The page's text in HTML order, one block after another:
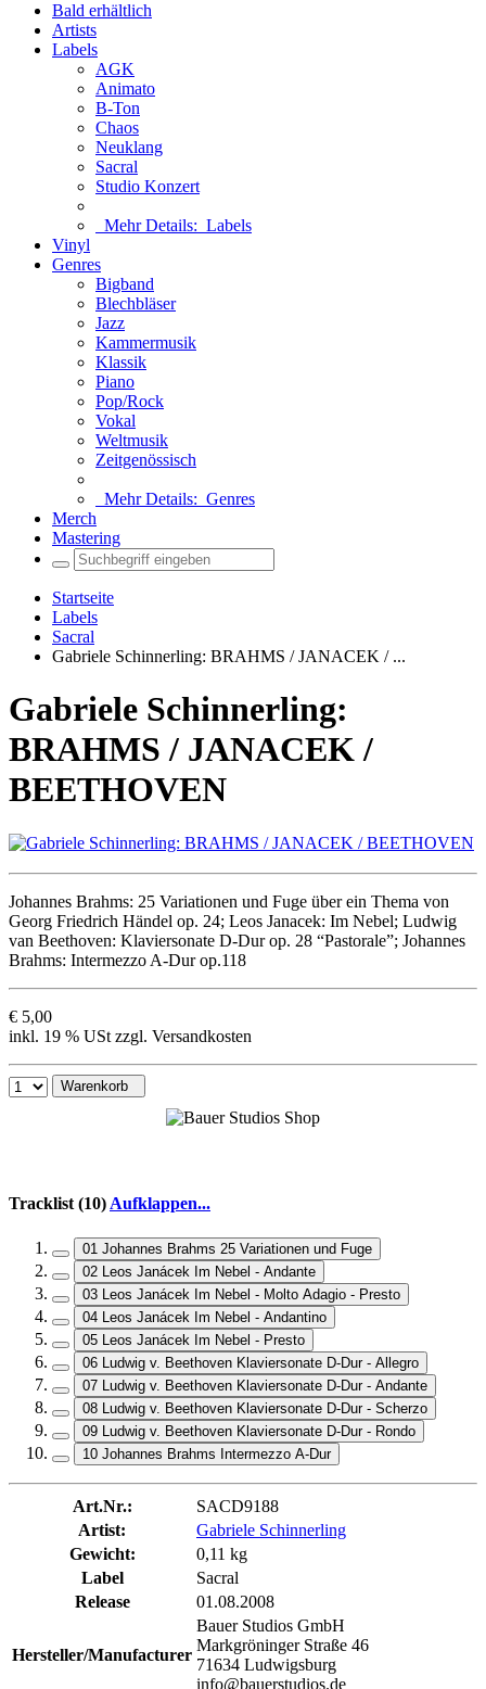
Bald erhältlich
Artists
Labels
AGK
Animato
B-Ton
Chaos
Neuklang
Sacral
Studio Konzert
Mehr Details: Labels
Vinyl
Genres
Bigband
Blechbläser
Jazz
Kammermusik
Klassik
Piano
Pop/Rock
Vokal
Weltmusik
Zeitgenössisch
Mehr Details: Genres
Merch
Mastering
Startseite
Labels
Sacral
Gabriele Schinnerling: BRAHMS / JANACEK / ...
Gabriele Schinnerling:
BRAHMS / JANACEK /
BEETHOVEN
Johannes Brahms: 25 Variationen und Fuge über ein Thema von
Georg Friedrich Händel op. 24; Leos Janacek: Im Nebel; Ludwig
van Beethoven: Klaviersonate D-Dur op. 28 “Pastorale”; Johannes
Brahms: Intermezzo A-Dur op.118
€ 5,00
inkl. 19 % USt zzgl. Versandkosten
Warenkorb
Tracklist (10)Aufklappen...
01 Johannes Brahms 25 Variationen und Fuge
02 Leos Janácek Im Nebel - Andante
03 Leos Janácek Im Nebel - Molto Adagio - Presto
04 Leos Janácek Im Nebel - Andantino
05 Leos Janácek Im Nebel - Presto
06 Ludwig v. Beethoven Klaviersonate D-Dur - Allegro
07 Ludwig v. Beethoven Klaviersonate D-Dur - Andante
08 Ludwig v. Beethoven Klaviersonate D-Dur - Scherzo
09 Ludwig v. Beethoven Klaviersonate D-Dur - Rondo
10 Johannes Brahms Intermezzo A-Dur
Art.Nr.:
SACD9188
Artist:
Gabriele Schinnerling
Gewicht:
0,11 kg
Label
Sacral
Release
01.08.2008
Hersteller/Manufacturer
Bauer Studios GmbH
Markgröninger Straße 46
71634 Ludwigsburg
info@bauerstudios.de